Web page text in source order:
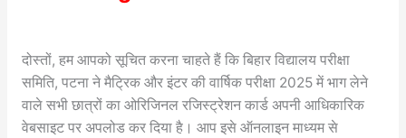
दोस्तों, हम आपको सूचित करना चाहते हैं कि बिहार विद्यालय परीक्षा
समिति, पटना ने मैट्रिक और इंटर की वार्षिक परीक्षा 2025 में भाग लेने
वाले सभी छात्रों का ओरिजिनल रजिस्ट्रेशन कार्ड अपनी आधिकारिक
वेबसाइट पर अपलोड कर दिया है। आप इसे ऑनलाइन माध्यम से